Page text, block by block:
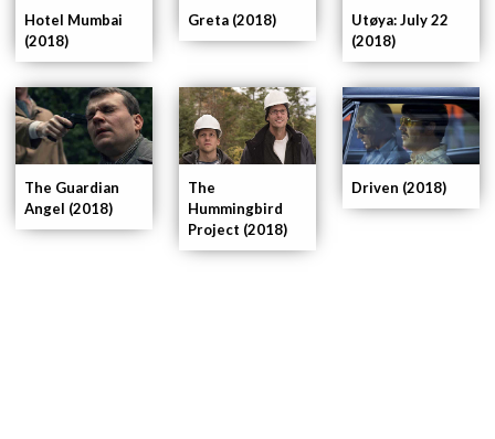
Driven (2018)
The
Hummingbird
Project (2018)
The Guardian
Angel (2018)
Utøya: July 22
(2018)
Greta (2018)
Hotel Mumbai
(2018)